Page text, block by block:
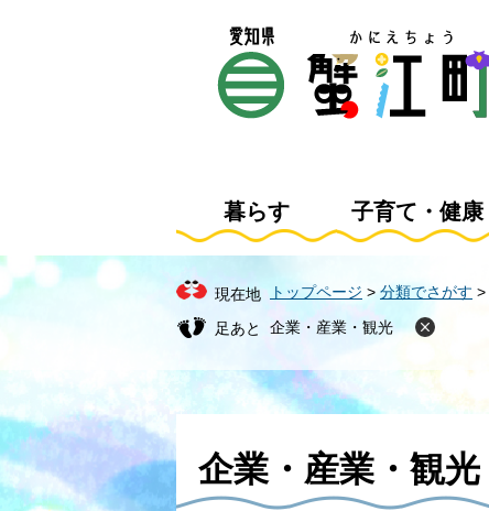
文
へ
暮らす 子育て・健康
現在地 トップページ >分類でさがす >
企業・産業・観光
企業・産業・観光